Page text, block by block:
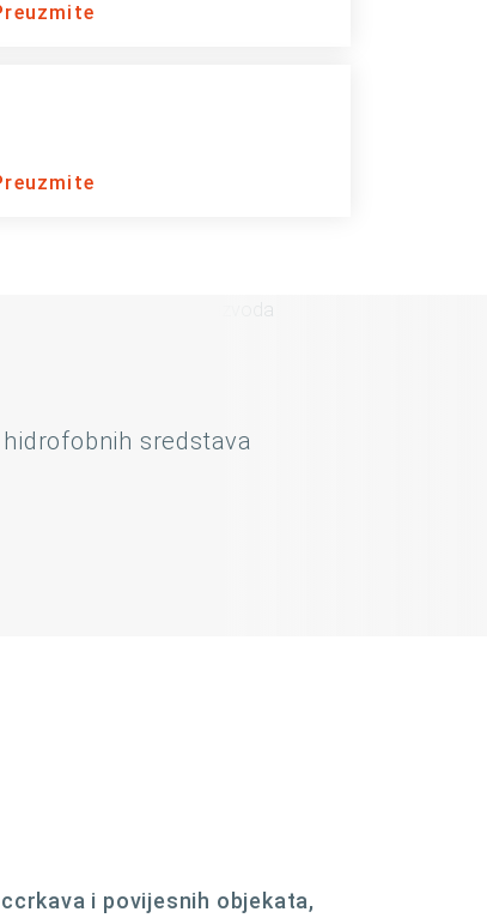
hidrofobnih sredstava
i povijesnih objekata,